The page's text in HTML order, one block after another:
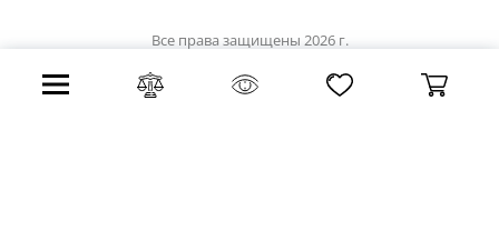
Все права защищены 2026 г.